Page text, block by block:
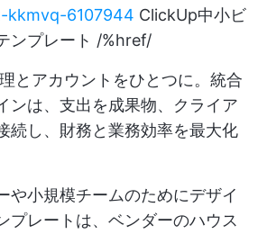
kkmvq-6107944 ClickUp中小ビ
ンプレート /%href/
とアカウントをひとつに。統合
ンは、支出を成果物、クライア
続し、財務と業務効率を最大化
や小規模チームのためにデザイ
プレートは、ベンダーのハウス